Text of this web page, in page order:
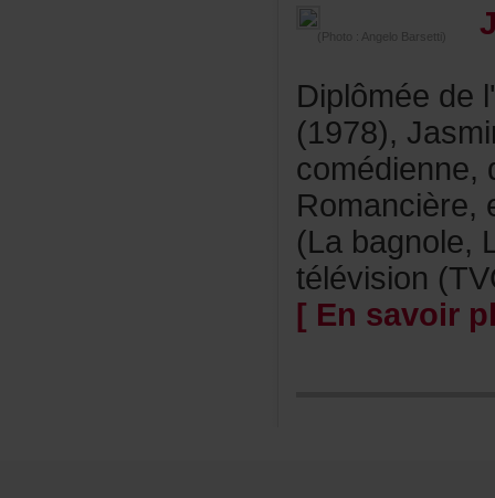
(Photo:AngeloBarsetti)